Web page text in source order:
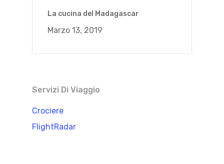
La cucina del Madagascar
Marzo 13, 2019
Servizi Di Viaggio
Crociere
FlightRadar